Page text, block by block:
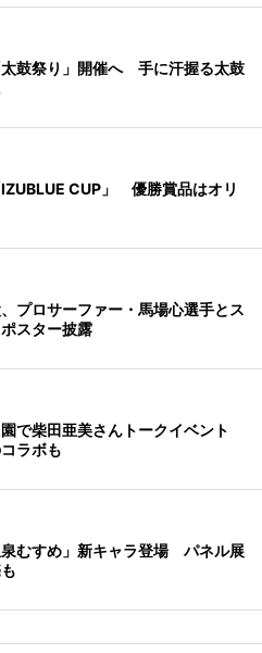
鼓祭り」開催へ 手に汗握る太鼓
CUP」 優勝賞品はオリ
プロサーファー・馬場心選手とス
スター披露
で柴田亜美さんトークイベント
ラボも
むすめ」新キャラ登場 パネル展